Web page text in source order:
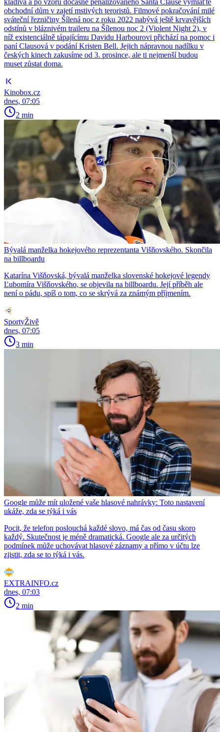
kladiva a po vzoru dočasně penalizovaného Santa Clause vymlaťte
obchodní dům v zajetí mstivých teroristů. Filmové pokračování milé
sváteční řezničiny Šílená noc z roku 2022 nabývá ještě krvavějších
odstínů v bláznivém traileru na Šílenou noc 2 (Violent Night 2), v
níž existenciálně tápajícímu Davidu Harbourovi přichází na pomoc i
paní Clausová v podání Kristen Bell. Jejich nápravnou nadílku v
českých kinech zakusíme od 3. prosince, ale ti nejmenší budou
muset zůstat doma.
Kinobox.cz
dnes, 07:05
2 min
Bývalá manželka hokejového reprezentanta Višňovského. Skončila
na billboardu
Katarína Višňovská, bývalá manželka slovenské hokejové legendy
Ľubomíra Višňovského, se objevila na billboardu. Její příběh ale
není o pádu, spíš o tom, co se skrývá za známým příjmením.
SportyŽivě
dnes, 07:05
3 min
Google může mít uložené vaše hlasové nahrávky: Toto nastavení
ukáže, zda se týká i vás
Pocit, že telefon poslouchá každé slovo, má čas od času skoro
každý. Skutečnost je méně dramatická. Google ale za určitých
podmínek může uchovávat hlasové záznamy a přímo v účtu lze
zjistit, zda se to týká i vás.
EXTRAINFO.cz
dnes, 07:03
2 min